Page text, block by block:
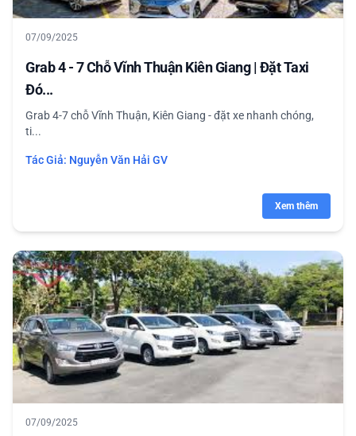
07/09/2025
Grab 4 - 7 Chỗ Vĩnh Thuận Kiên Giang | Đặt Taxi
Đó...
Grab 4-7 chỗ Vĩnh Thuận, Kiên Giang - đặt xe nhanh chóng,
ti...
Tác Giả: Nguyễn Văn Hải GV
Xem thêm
07/09/2025